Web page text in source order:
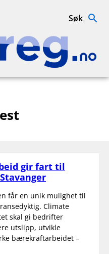
Interreg.no
Søk
gir fart til
får en unik mulighet til
Climate
skal gi bedrifter
utslipp, utvikle
bærekraftarbeidet –